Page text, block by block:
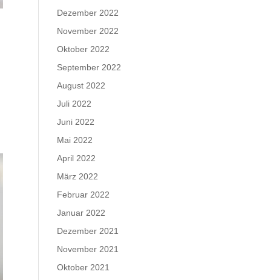
Dezember 2022
November 2022
Oktober 2022
September 2022
August 2022
Juli 2022
Juni 2022
Mai 2022
April 2022
März 2022
Februar 2022
Januar 2022
Dezember 2021
November 2021
Oktober 2021